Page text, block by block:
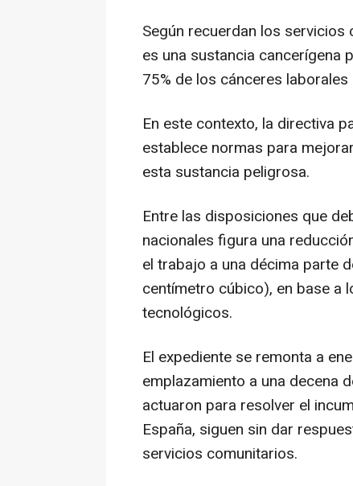
Según recuerdan los
es una sustancia cancerígena
75% de los cánceres laborales
En este contexto, la directiva
establece normas para
esta sustancia peligrosa.
Entre las disposiciones que
nacionales figura una
el trabajo a una décima parte
centímetro cúbico), en base a
tecnológicos.
El expediente se remonta a
emplazamiento a una decena
actuaron para resolver el
España, siguen sin dar
servicios comunitarios.